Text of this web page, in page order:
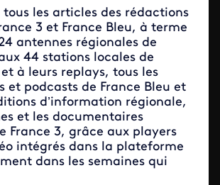
tous les articles des rédactions
3 et France Bleu, à terme
antennes régionales de
44 stations locales de
à leurs replays, tous les
et podcasts de France Bleu et
d’information régionale,
et les documentaires
France 3, grâce aux players
intégrés dans la plateforme
dans les semaines qui